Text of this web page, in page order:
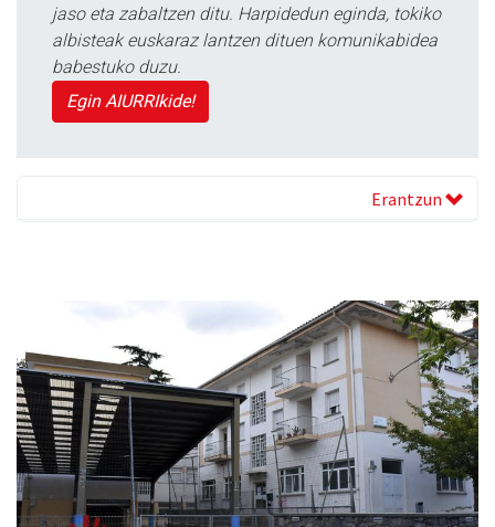
jaso eta zabaltzen ditu. Harpidedun eginda, tokiko
albisteak euskaraz lantzen dituen komunikabidea
babestuko duzu.
Egin AIURRIkide!
Erantzun